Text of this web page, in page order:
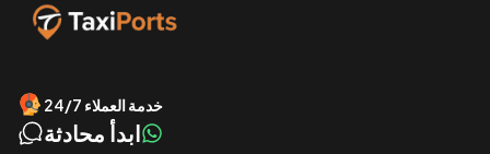
خدمة العملاء 24/7
ابدأ محادثة